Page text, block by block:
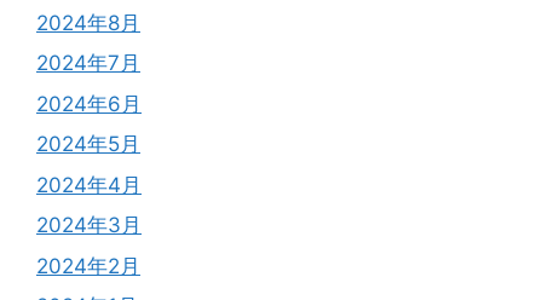
2024年8月
2024年7月
2024年6月
2024年5月
2024年4月
2024年3月
2024年2月